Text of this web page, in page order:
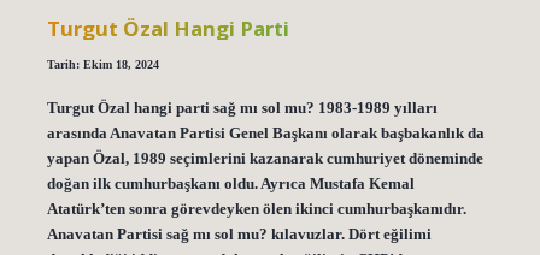
Turgut Özal Hangi Parti
Tarih: Ekim 18, 2024
Turgut Özal hangi parti sağ mı sol mu? 1983-1989 yılları
arasında Anavatan Partisi Genel Başkanı olarak başbakanlık da
yapan Özal, 1989 seçimlerini kazanarak cumhuriyet döneminde
doğan ilk cumhurbaşkanı oldu. Ayrıca Mustafa Kemal
Atatürk’ten sonra görevdeyken ölen ikinci cumhurbaşkanıdır.
Anavatan Partisi sağ mı sol mu? kılavuzlar. Dört eğilimi